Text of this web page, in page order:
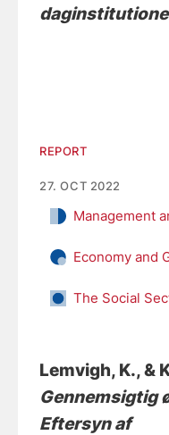
REPORT
27. OCT 2022
Management
Economy and
The Social
Lemvigh, K., &
Gennemsigtig
Eftersyn af